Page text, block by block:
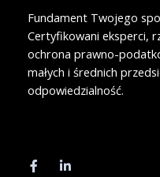
Fundament Twojego
Certyfikowani eksperci,
ochrona prawno-
małych i średnich
odpowiedzialność.
c n